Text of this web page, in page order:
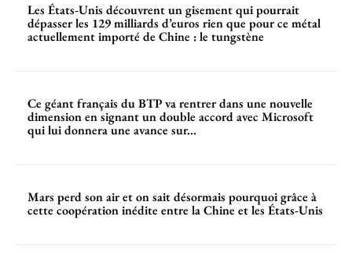
Les États-Unis découvrent un gisement qui pourrait
dépasser les 129 milliards d’euros rien que pour ce métal
actuellement importé de Chine : le tungstène
Ce géant français du BTP va rentrer dans une nouvelle
dimension en signant un double accord avec Microsoft
qui lui donnera une avance sur...
Mars perd son air et on sait désormais pourquoi grâce à
cette coopération inédite entre la Chine et les États-Unis